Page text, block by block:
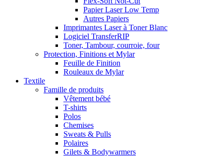
Papier Laser Low Temp
Autres Papiers
Imprimantes Laser à Toner Blanc
Logiciel TransferRIP
Toner, Tambour, courroie, four
Protection, Finitions et Mylar
Feuille de Finition
Rouleaux de Mylar
Textile
Famille de produits
Vêtement bébé
T-shirts
Polos
Chemises
Sweats & Pulls
Polaires
Gilets & Bodywarmers